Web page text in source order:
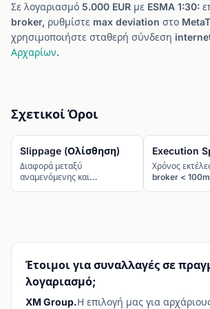
Σε λογαριασμό 5.000 EUR με ESMA 1:30:
broker, ρυθμίστε max deviation στο
χρησιμοποιήστε σταθερή σύνδεση
Αρχαρίων.
Σχετικοί Όροι
Slippage (Ολίσθηση)
Διαφορά μεταξύ
αναμενόμενης και
Execution
Χρόνος
broker <
Έτοιμοι για συναλλαγές σε
λογαριασμό;
XM Group.Η επιλογή μας για